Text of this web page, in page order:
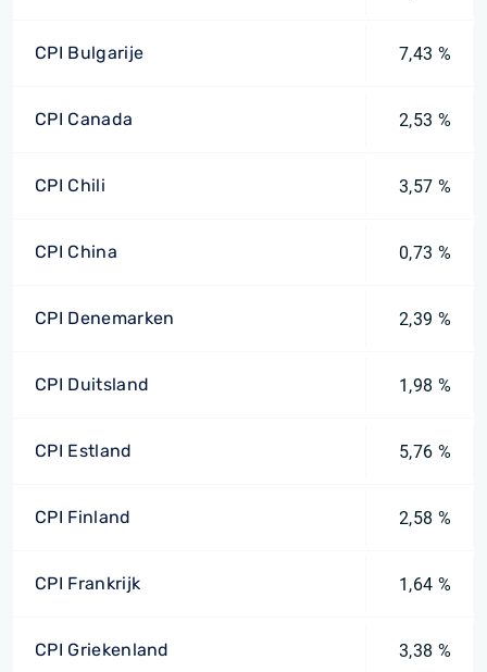
CPI Bulgarije 7,43 %
CPI Canada 2,53 %
CPI Chili 3,57 %
CPI China 0,73 %
CPI Denemarken 2,39 %
CPI Duitsland 1,98 %
CPI Estland 5,76 %
CPI Finland 2,58 %
CPI Frankrijk 1,64 %
CPI Griekenland 3,38 %